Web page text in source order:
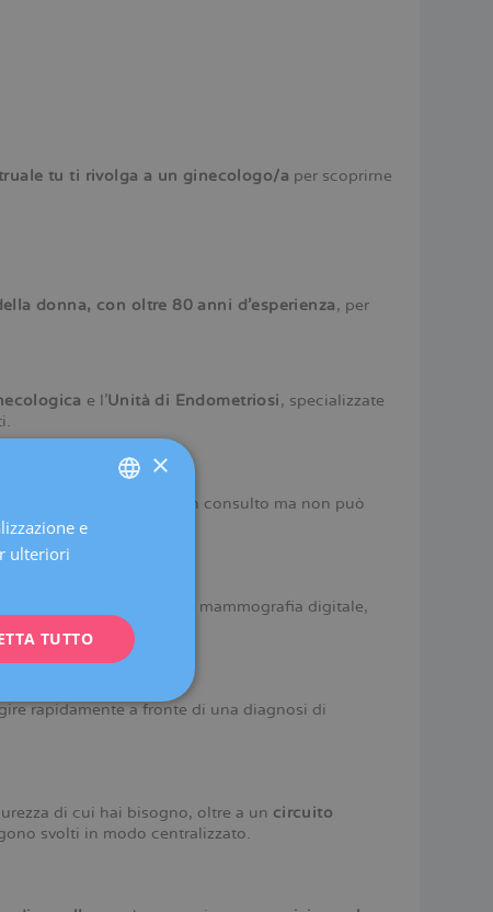
tu ti rivolga a un ginecologo/a per scoprirne
donna, con oltre 80 anni d’esperienza, per
e l’Unità di Endometriosi, specializzate
a chi ha bisogno di un consulto ma non può
quali mammografia digitale,
rapidamente a fronte di una diagnosi di
di cui hai bisogno, oltre a un circuito
svolti in modo centralizzato.
FRENCH
ITALIANO
×
e
ulteriori
TUTTO